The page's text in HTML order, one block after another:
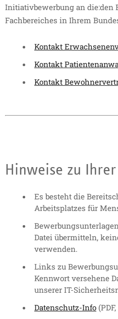
Initiativbewerbung an die:den
Fachbereiches in Ihrem
Kontakt
Kontakt
Kontakt
Hinweise zu
Es besteht die
Arbeitsplatzes für
Datei übermitteln,
verwenden.
Links zu
Kennwort versehene
unserer IT-
Datenschutz-Info